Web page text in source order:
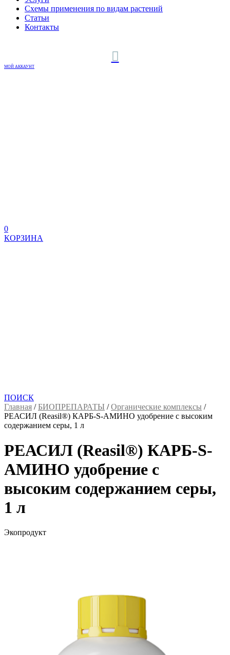
Схемы применения по видам растений
Статьи
Контакты
МОЙ АККАУНТ
0
КОРЗИНА
ПОИСК
Главная /БИОПРЕПАРАТЫ /Органические комплексы /
РЕАСИЛ (Reasil®) КАРБ-S-АМИНО удобрение с высоким
содержанием серы, 1 л
РЕАСИЛ (Reasil®) КАРБ-S-
АМИНО удобрение с
высоким содержанием серы,
1 л
Экопродукт